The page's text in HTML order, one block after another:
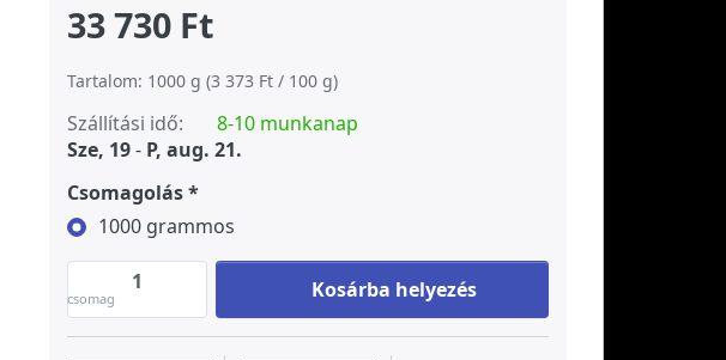
33 730 Ft
Tartalom: 1000 g (3 373 Ft / 100 g)
Szállítási idő:
8-10 munkanap
Sze, 19- P, aug. 21.
Csomagolás
1000 grammos
csomag
ANXI TIE KUAN YIN oolong tea at 33 730 Ft, quantity 1.
Kosárba helyezés